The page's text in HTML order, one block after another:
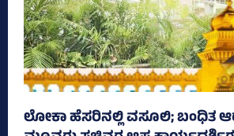
ಲೋಕಾ ಹೆಸರಿನಲ್ಲಿ ವಸೂಲಿ; ಬಂಧಿತ